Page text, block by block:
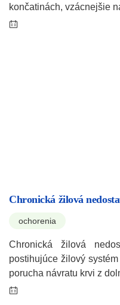
končatinách, vzácnejšie
Chronická žilová
ochorenia
Chronická žilová
postihujúce žilový
porucha návratu krvi z